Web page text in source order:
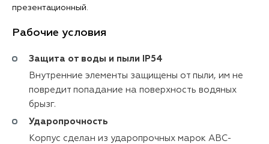
презентационный.
Рабочие условия
Защита от воды и пыли IP54
Внутренние элементы защищены от пыли, им не
повредит попадание на поверхность водяных
брызг.
Ударопрочность
Корпус сделан из ударопрочных марок ABC-